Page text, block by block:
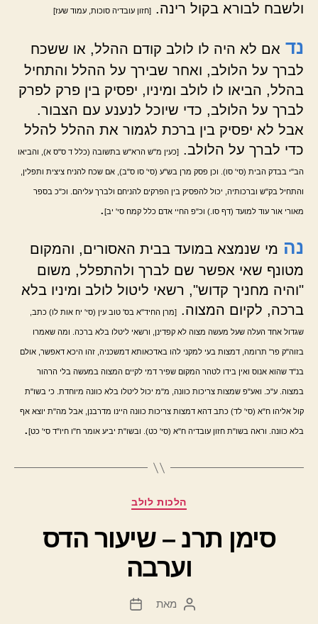
ולשבח לבורא בקול רינה. [חזון עובדיה סוכות, עמוד שעז]
נד אם לא היה לו לולב קודם ההלל, או ששכח
לברך על הלולב, ואחר שבירך על ההלל והתחיל
בהלל, הביאו לו לולב ומיניו, יפסיק בין פרק לפרק
לברך על הלולב, כדי שיוכל לנענע עם הצבור.
אבל לא יפסיק בין ברכת לגמור את ההלל להלל
כדי לברך על הלולב. [כעין מ"ש הרא"ש בתשובה (כלל ד ס"ס א), והביאו
הב"י בבדק הבית (סי' סו). וכן פסק מרן בש"ע (סי' סו ס"ב), אם שכח להניח ציצית ותפלין,
והתחיל בק"ש וברכותיה, יכול להפסיק בין הפרקים להניחם ולברך עליהם. וכ"כ בספר
מאורי אור עוד למועד (דף סו.) וכ"פ החיי אדם כלל קמח סי' יב].
נה מי שנמצא במועד בבית האסורים, והמקום
מטונף שאי אפשר שם לברך ולהתפלל, משום
"והיה מחניך קדוש", רשאי ליטול לולב ומיניו בלא
ברכה, לקיום המצוה. [מרן החיד"א בס' טוב עין (סי' יח אות לו) כתב,
שגדול אחד העלה שעל מעשה מצוה לא קפדינן, ורשאי ליטלו בלא ברכה. ומה שאמרו
בזוה"ק פר' תרומה, דמצות בעי למקני להו באדכאותא דמשכניה, זהו היכא דאפשר, אולם
בנ"ד שהוא אנוס ואין בידו לטהר המקום שפיר דמי לקיים המצוה במעשה בלי הרהור
במצוה. ע"כ. ואע"פ שמצות צריכות כוונה, מ"מ יכול ליטלו בלא כוונה מיוחדת. כי בשו"ת
קול אליהו ח"א (סי' לד) כתב דהא דמצות צריכות כוונה היינו מדרבנן, אבל מה"ת יוצא אף
בלא כוונה. וראה בשו"ת חזון עובדיה ח"א (סי' כט). ובשו"ת יביע אומר ח"ו חיו"ד סי' כט].
קטגוריות
הלכות לולב
סימן תרנ – שיעור הדס
וערבה
המחבר
מאת
תאריך